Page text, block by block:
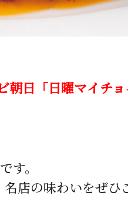
日「日曜マイチョ
す。
店の味わいをぜひ